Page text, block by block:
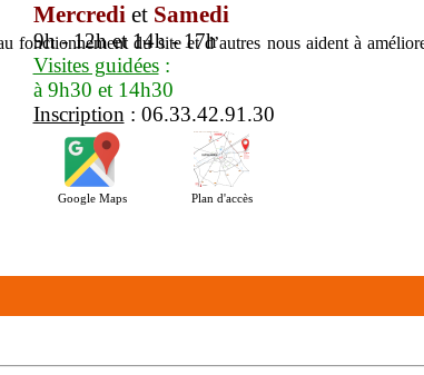
Mercredi et Samedi
9h - 12h et 14h - 17h
Visites guidées:
à 9h30 et 14h30
Inscription : 06.33.42.91.30
Google Maps Plan d'accès
du site et d’autres nous aident à